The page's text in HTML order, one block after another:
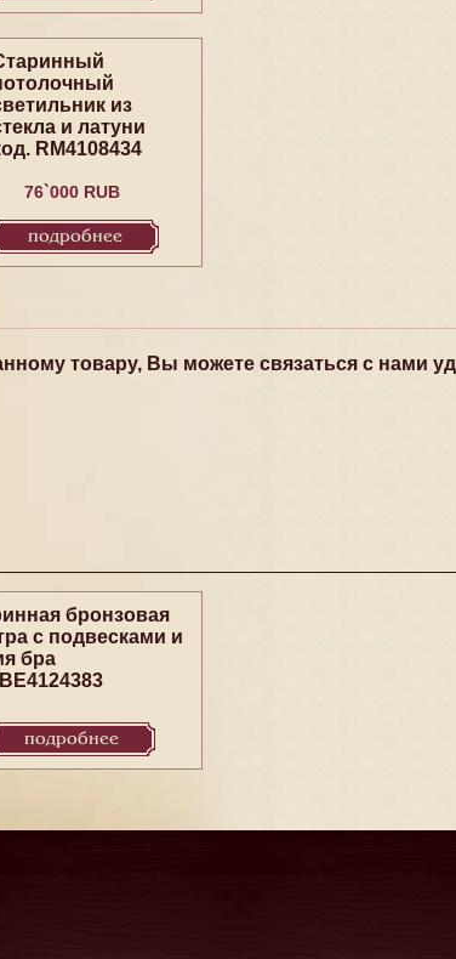
из
и латуни
RM4108434
76`000 RUB
подробнее
товару, Вы можете связаться с нами
бронзовая
с подвесками и
бра
подробнее